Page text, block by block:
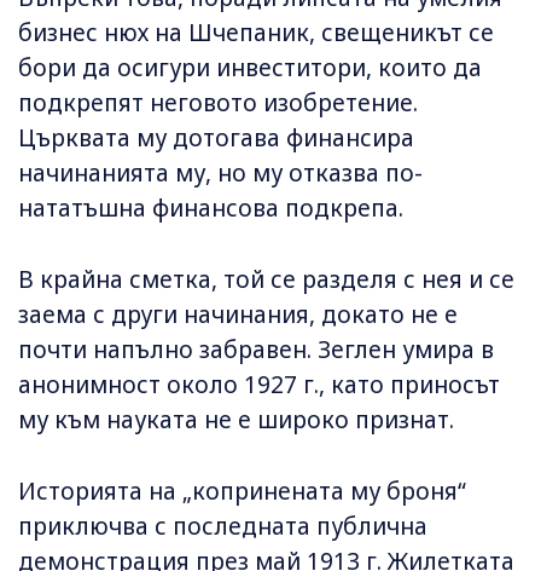
бизнес нюх на Шчепаник, свещеникът се
бори да осигури инвеститори, които да
подкрепят неговото изобретение.
Църквата му дотогава финансира
начинанията му, но му отказва по-
нататъшна финансова подкрепа.
В крайна сметка, той се разделя с нея и се
заема с други начинания, докато не е
почти напълно забравен. Зеглен умира в
анонимност около 1927 г., като приносът
му към науката не е широко признат.
Историята на „копринената му броня“
приключва с последната публична
демонстрация през май 1913 г. Жилетката